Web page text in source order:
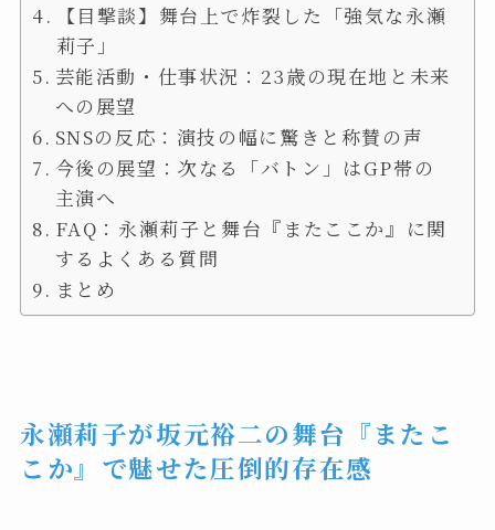
【目撃談】舞台上で炸裂した「強気な永瀬
莉子」
芸能活動・仕事状況：23歳の現在地と未来
への展望
SNSの反応：演技の幅に驚きと称賛の声
今後の展望：次なる「バトン」はGP帯の
主演へ
FAQ：永瀬莉子と舞台『またここか』に関
するよくある質問
まとめ
永瀬莉子が坂元裕二の舞台『またこ
こか』で魅せた圧倒的存在感